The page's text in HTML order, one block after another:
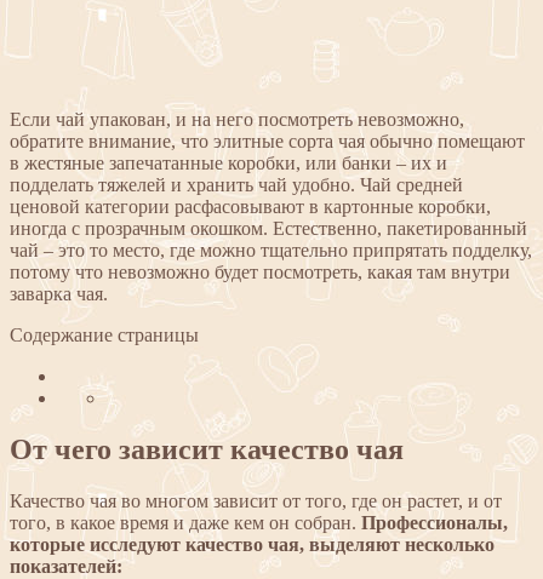
Если чай упакован, и на него посмотреть невозможно,
обратите внимание, что элитные сорта чая обычно помещают
в жестяные запечатанные коробки, или банки – их и
подделать тяжелей и хранить чай удобно. Чай средней
ценовой категории расфасовывают в картонные коробки,
иногда с прозрачным окошком. Естественно, пакетированный
чай – это то место, где можно тщательно припрятать подделку,
потому что невозможно будет посмотреть, какая там внутри
заварка чая.
Содержание страницы
От чего зависит качество чая
Качество чая во многом зависит от того, где он растет, и от
того, в какое время и даже кем он собран. Профессионалы,
которые исследуют качество чая, выделяют несколько
показателей: